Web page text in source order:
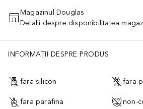
ADĂUGAȚI ÎN
Magazinul Douglas
Detalii despre disponibilitatea
INFORMAȚII DESPRE PRODUS
fara silicon fara
fara parafina non-